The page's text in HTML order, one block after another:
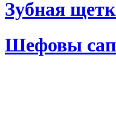
Зубная
Шефовы